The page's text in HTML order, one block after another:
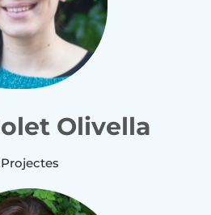
Olivella
Projectes